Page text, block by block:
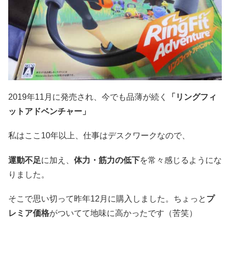
2019年11月に発売され、今でも品薄が続く
「リングフィ
ットアドベンチャー」
私はここ10年以上、仕事はデスクワークなので、
運動不足に加え、 体力・筋力の低下を常々感じるようにな
りました。
そこで思い切って昨年12月に購入しました。ちょっと プ
レミア価格がついてて地味に高かったです（苦笑）